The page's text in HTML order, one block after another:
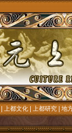
上都文化 上都研究 地